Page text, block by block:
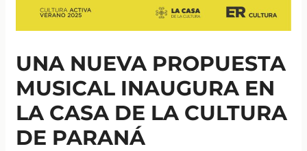
UNA NUEVA PROPUESTA
MUSICAL INAUGURA EN
LA CASA DE LA CULTURA
DE PARANÁ